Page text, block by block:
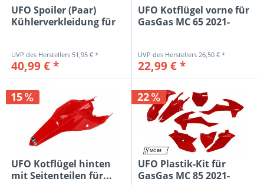
UFO Spoiler (Paar)
Kühlerverkleidung für
51,95 € *
40,99 € *
UFO Kotflügel vorne für
GasGas MC 65 2021-
26,50 € *
22,99 € *
15
UFO Kotflügel hinten
mit Seitenteilen für...
22
UFO Plastik-Kit für
GasGas MC 85 2021-